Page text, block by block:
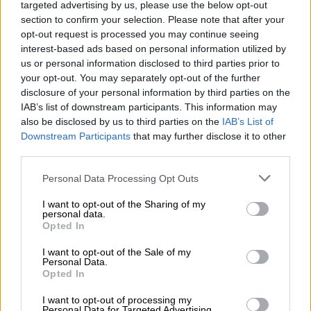
targeted advertising by us, please use the below opt-out
section to confirm your selection. Please note that after your
opt-out request is processed you may continue seeing
interest-based ads based on personal information utilized by
us or personal information disclosed to third parties prior to
your opt-out. You may separately opt-out of the further
disclosure of your personal information by third parties on the
IAB’s list of downstream participants. This information may
also be disclosed by us to third parties on the IAB’s List of
Downstream Participants that may further disclose it to other
Please note that this website/app uses one or more Google
not limited to your visit or usage behaviour. You may click to
grant or deny consent to Google and its third-party tags to
use your data for below specified purposes in below Google
consent section.
Personal Data Processing Opt Outs
I want to opt-out of the Sharing of my
personal data.
Opted In
I want to opt-out of the Sale of my
Personal Data.
Opted In
I want to opt-out of processing my
«υπερβολική αδυναμία».
Οιδιαφημίσειςεμφανίστηκαν στην
εφαρμογή και τον ιστότοπο της Zara ως
μέρος καρουζέλ εικόνων. Η πρώτη εικόνα
αφορούσε ένα κοντό φόρεμα, με την ASA να
σημειώνει ότιοι σκιές έκαναν τα πόδια του
μοντέλου να φαίνονται «υπερβολικά λεπτά»,
Η δεύτερη διαφήμιση αφορούσε πουκάμισο
με βαθύ ντεκολτέ,
σε μια πόζα όπου οι
κλείδες του μοντέλου προεξείχαν ιδιαίτερα
Η ASA έκρινε πως η εικόνα αυτή
«επικεντρώνεται με ανεύθυνο τρόπο στην